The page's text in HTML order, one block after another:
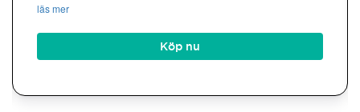
läs mer
Köp nu